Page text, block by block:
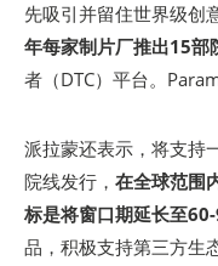
先吸引并留住世界级
年每家制片厂推出15部
者（DTC）平台。
派拉蒙还表示，将支持
院线发行， 在全球范围
标是将窗口期延长至60-
品，积极支持第三方生